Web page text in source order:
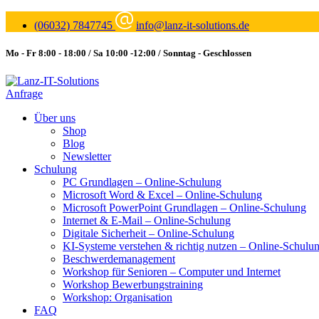
(06032) 7847745 info@lanz-it-solutions.de
Mo - Fr 8:00 - 18:00 / Sa 10:00 -12:00 / Sonntag - Geschlossen
Anfrage
Über uns
Shop
Blog
Newsletter
Schulung
PC Grundlagen – Online-Schulung
Microsoft Word & Excel – Online-Schulung
Microsoft PowerPoint Grundlagen – Online-Schulung
Internet & E-Mail – Online-Schulung
Digitale Sicherheit – Online-Schulung
KI-Systeme verstehen & richtig nutzen – Online-
Beschwerdemanagement
Workshop für Senioren – Computer und Internet
Workshop Bewerbungstraining
Workshop: Organisation
FAQ